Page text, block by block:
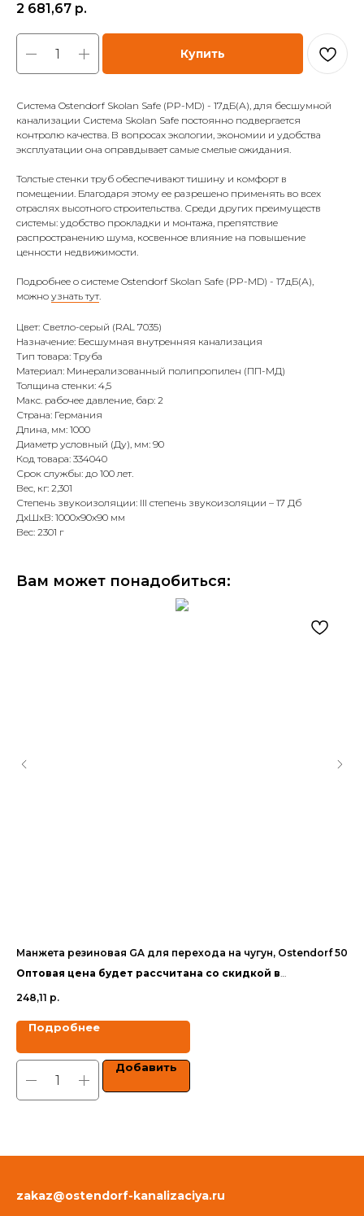
2 681,67 р.
Купить
Система Ostendorf Skolan Safe (PP-MD) - 17дБ(А), для бесшумной
канализации Система Skolan Safe постоянно подвергается
контролю качества. В вопросах экологии, экономии и удобства
эксплуатации она оправдывает самые смелые ожидания.
Толстые стенки труб обеспечивают тишину и комфорт в
помещении. Благодаря этому ее разрешено применять во всех
отраслях высотного строительства. Среди других преимуществ
системы: удобство прокладки и монтажа, препятствие
распространению шума, косвенное влияние на повышение
ценности недвижимости.
Подробнее о системе Ostendorf Skolan Safe (PP-MD) - 17дБ(А),
можно узнать тут.
Цвет: Светло-серый (RAL 7035)
Назначение: Бесшумная внутренняя канализация
Тип товара: Труба
Материал: Минерализованный полипропилен (ПП-МД)
Толщина стенки: 4,5
Макс. рабочее давление, бар: 2
Страна: Германия
Длина, мм: 1000
Диаметр условный (Ду), мм: 90
Код товара: 334040
Срок службы: до 100 лет.
Вес, кг: 2,301
Степень звукоизоляции: III степень звукоизоляции – 17 Дб
ДxШxВ: 1000x90x90 мм
Вес: 2301 г
Вам может понадобиться:
Манжета резиновая GA для перехода на чугун, Ostendorf 50
Оптовая цена будет рассчитана со скидкой в
248,11 р.
Подробнее
Добавить
zakaz@ostendorf-kanalizaciya.ru